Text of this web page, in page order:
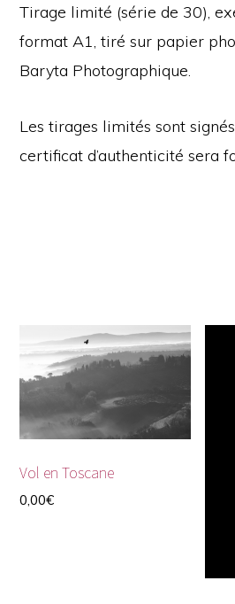
Tirage limité (série de 30),
format A1, tiré sur papier
Baryta Photographique.
Les tirages limités sont
certificat d’authenticité sera
Vol en Toscane
0,00€